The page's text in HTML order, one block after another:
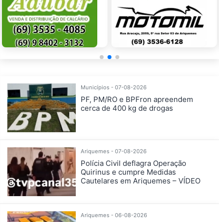
Municípios - 07-08-2026
PF, PM/RO e BPFron apreendem
cerca de 400 kg de drogas
Ariquemes - 07-08-2026
Polícia Civil deflagra Operação
Quirinus e cumpre Medidas
Cautelares em Ariquemes – VÍDEO
Ariquemes - 06-08-2026